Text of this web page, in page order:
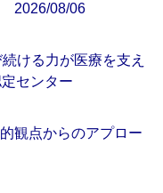
2026/08/06
ける力が医療を支え
センター
観点からのアプロー